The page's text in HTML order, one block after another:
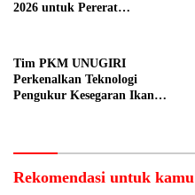
2026 untuk Pererat
Tim PKM UNUGIRI
Perkenalkan Teknologi
Pengukur Kesegaran Ikan
Rekomendasi untuk kamu